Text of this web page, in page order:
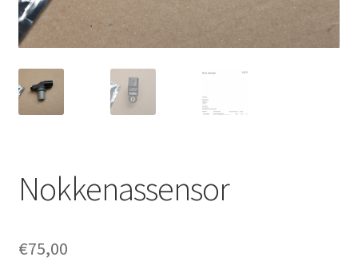
Nokkenassensor
€75,00